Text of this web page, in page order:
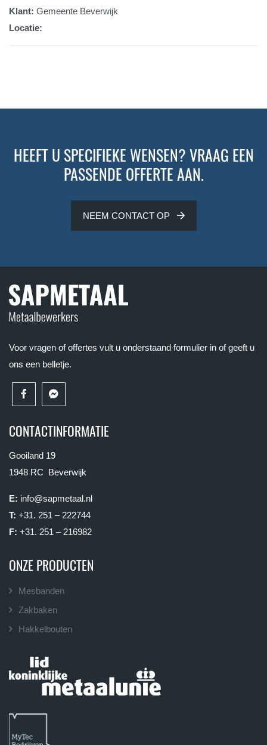
Klant: Gemeente Beverwijk
Locatie:
HEEFT U SPECIFIEKE WENSEN? VRAAG EEN
PASSENDE OFFERTE AAN.
NEEM CONTACT OP
Voor vragen of offertes vult u onderstaand formulier in of geeft u
ons een belletje.
CONTACTINFORMATIE
Gooiland 19
1948 RC Beverwijk
E: info@sapmetaal.nl
T: +31. 251 – 222744
F: +31. 251 – 216982
ONZE PRODUCTEN
Mesbanden
Zakbaken
Hakkelbouten